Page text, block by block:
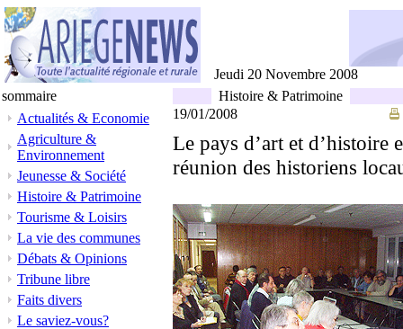
Jeudi 20 Novembre 2008
sommaire
Actualités & Economie
Agriculture &
Environnement
Jeunesse & Société
Histoire & Patrimoine
Tourisme & Loisirs
La vie des communes
Débats & Opinions
Tribune libre
Faits divers
Le saviez-vous?
Histoire & Patrimoine
19/01/2008
Le pays d’art et d’histoire
réunion des historiens